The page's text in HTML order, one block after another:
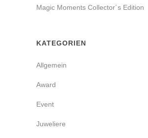
Magic Moments Collector´s Edition
KATEGORIEN
Allgemein
Award
Event
Juweliere